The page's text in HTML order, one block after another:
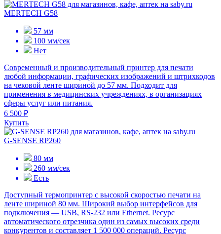
MERTECH G58
57 мм
100 мм/сек
Нет
Современный и производительный принтер для печати
любой информации, графических изображений и штрихкодов
на чековой ленте шириной до 57 мм. Подходит для
применения в медицинских учреждениях, в организациях
сферы услуг или питания.
6 500 ₽
Купить
G-SENSE RP260
80 мм
260 мм/сек
Есть
Доступный термопринтер с высокой скоростью печати на
ленте шириной 80 мм. Широкий выбор интерфейсов для
подключения — USB, RS-232 или Ethernet. Ресурс
автоматического отрезчика один из самых высоких среди
конкурентов и составляет 1 500 000 операций. Ресурс